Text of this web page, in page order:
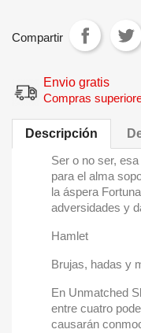
Compartir
Envio gratis
Compras
Descripción
Ser o no ser,
para el alma
la áspera
adversidades y
Hamlet
Brujas, hadas y
En Unmatched
entre cuatro
causarán